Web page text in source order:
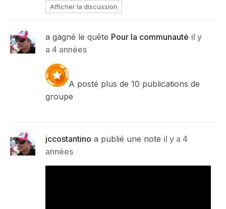
Afficher la discussion
a gagné le quête Pour la communauté il y
a 4 années
A posté plus de 10 publications de
groupe
jccostantino a publié une note il y a 4
années